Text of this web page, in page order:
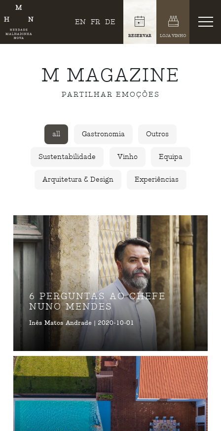
EN FR DE
RESERVAR LOJA VINHO
M MAGAZINE
PARTILHAR EMOÇÕES
all Gastronomia Outros
Sustentabilidade Vinho Equipa
Arquitetura & Design Experiências
6 PERGUNTAS AO CHEFE
NUNO MENDES
Inês Matos Andrade | 2020-10-01